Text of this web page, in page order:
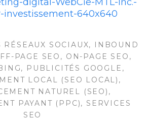
RÉSEAUX SOCIAUX, INBOUND
PAGE SEO , ON-PAGE SEO ,
, PUBLICITÉS GOOGLE ,
LOCAL (SEO LOCAL) ,
NATUREL (SEO) ,
PAYANT (PPC), SERVICES
SEO